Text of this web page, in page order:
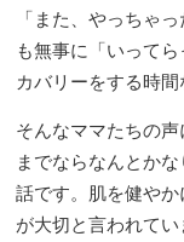
「また、やっちゃ
も無事に「いって
カバリーをする時間
そんなママたちの
までならなんとか
話です。肌を健や
が大切と言われて